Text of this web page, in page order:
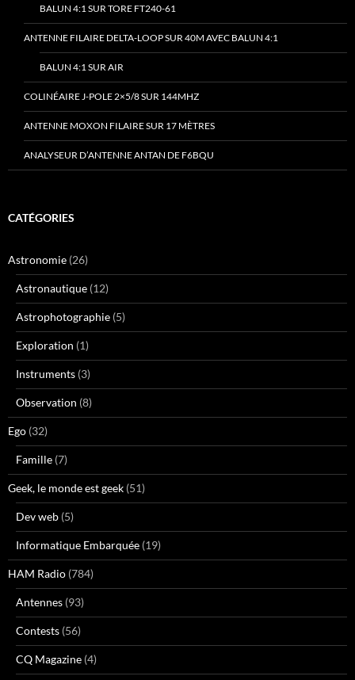
BALUN 4:1 SUR TORE FT240-61
ANTENNE FILAIRE DELTA-LOOP SUR 40M AVEC BALUN 4:1
BALUN 4:1 SUR AIR
COLINÉAIRE J-POLE 2×5/8 SUR 144MHZ
ANTENNE MOXON FILAIRE SUR 17 MÈTRES
ANALYSEUR D’ANTENNE ANTAN DE F6BQU
CATÉGORIES
Astronomie (26)
Astronautique (12)
Astrophotographie (5)
Exploration (1)
Instruments (3)
Observation (8)
Ego (32)
Famille (7)
Geek, le monde est geek (51)
Dev web (5)
Informatique Embarquée (19)
HAM Radio (784)
Antennes (93)
Contests (56)
CQ Magazine (4)